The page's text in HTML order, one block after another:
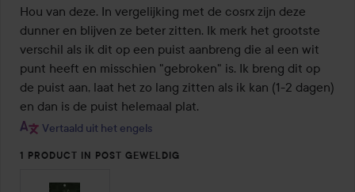
van
de
5
Hou van deze. In vergelijking met de cosrx zijn deze
dunner en blijven ze beter zitten. Ik merk het grootste
verschil als ik dit op een puist aanbreng die al een wit
punt heeft en misschien "gebroken" is. Ik breng dit op
de puist aan, laat het zo lang zitten als ik kan (1-2 dagen)
en dan is de puist helemaal plat.
Vertaald uit het engels
1 PRODUCT IN POST GEWELDIG